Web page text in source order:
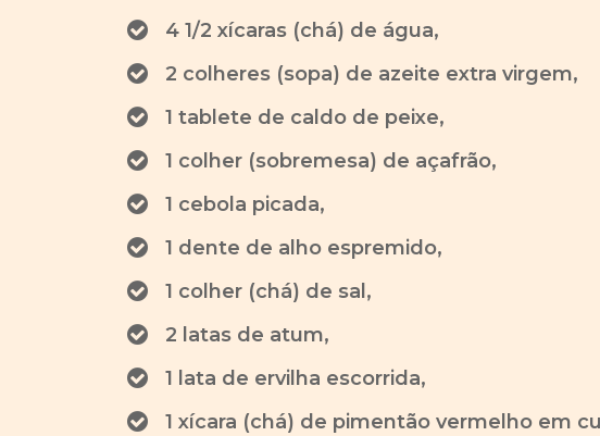
4 1/2 xícaras (chá) de água,
2 colheres (sopa) de azeite extra virgem,
1 tablete de caldo de peixe,
1 colher (sobremesa) de açafrão,
1 cebola picada,
1 dente de alho espremido,
1 colher (chá) de sal,
2 latas de atum,
1 lata de ervilha escorrida,
1 xícara (chá) de pimentão vermelho em